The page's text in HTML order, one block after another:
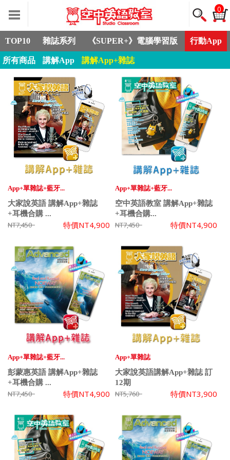
0
TOP10 雜誌系列 《SUPER+》電腦學習版 行動App
所有商品 講解App 講解App+雜誌
App+單雜誌+藍牙...
大家說英語 講解App+雜誌
+耳機合購 ...
NT7,450 特價NT4,900
App+單雜誌+藍牙...
空中英語教室 講解App+雜誌
+耳機合購...
NT7,450 特價NT4,900
App+單雜誌+藍牙...
彭蒙惠英語 講解App+雜誌
+耳機合購 ...
NT7,450 特價NT4,900
App+單雜誌
大家說英語講解App+雜誌 訂
12期
NT5,760 特價NT3,900